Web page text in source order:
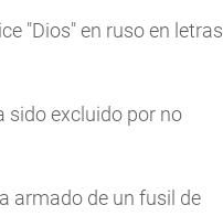
"Dios" en ruso en letras
sido excluido por no
armado de un fusil de